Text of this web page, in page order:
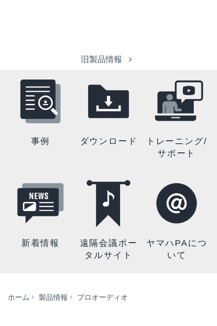
旧製品情報
事例 ダウンロード
トレーニング/
サポート
新着情報
遠隔会議ポー
タルサイト
ヤマハPAにつ
いて
ホーム 製品情報 プロオーディオ